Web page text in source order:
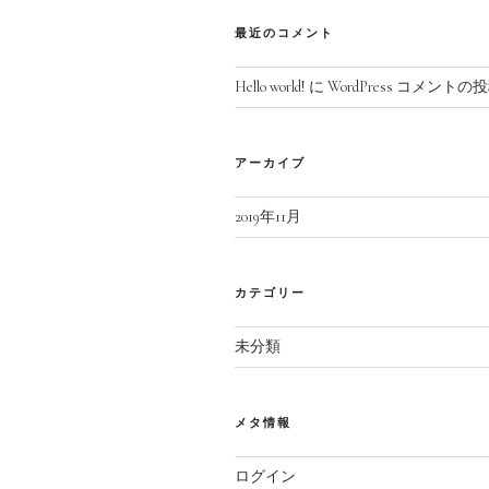
最近のコメント
Hello world! にWordPress コメントの
アーカイブ
2019年11月
カテゴリー
未分類
メタ情報
ログイン